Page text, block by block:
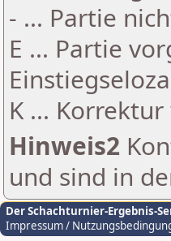
- ... Partie
E ... Partie
K ...
Hinweis2
und sind in
Der Schachturnier-Ergebnis-
Impressum /